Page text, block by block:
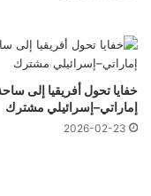
خفايا تحول أفريقيا إلى
إماراتي–إسرائيلي مشترك
2026-02-23